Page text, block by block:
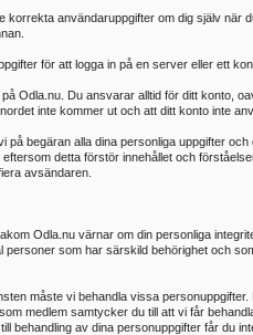
korrekta användaruppgifter om dig själv när
för att logga in på en server eller ett
Odla.nu. Du ansvarar alltid för ditt konto,
inte kommer ut och att ditt konto inte
på begäran alla dina personliga uppgifter
detta förstör innehållet och
avsändaren.
Odla.nu värnar om din personliga
som har särskild behörighet och
måste vi behandla vissa
medlem samtycker du till att vi får
behandling av dina personuppgifter får du